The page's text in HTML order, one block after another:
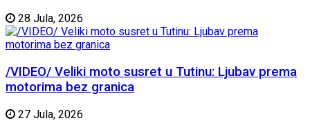
28 Jula, 2026
/VIDEO/ Veliki moto susret u Tutinu: Ljubav prema
motorima bez granica
27 Jula, 2026